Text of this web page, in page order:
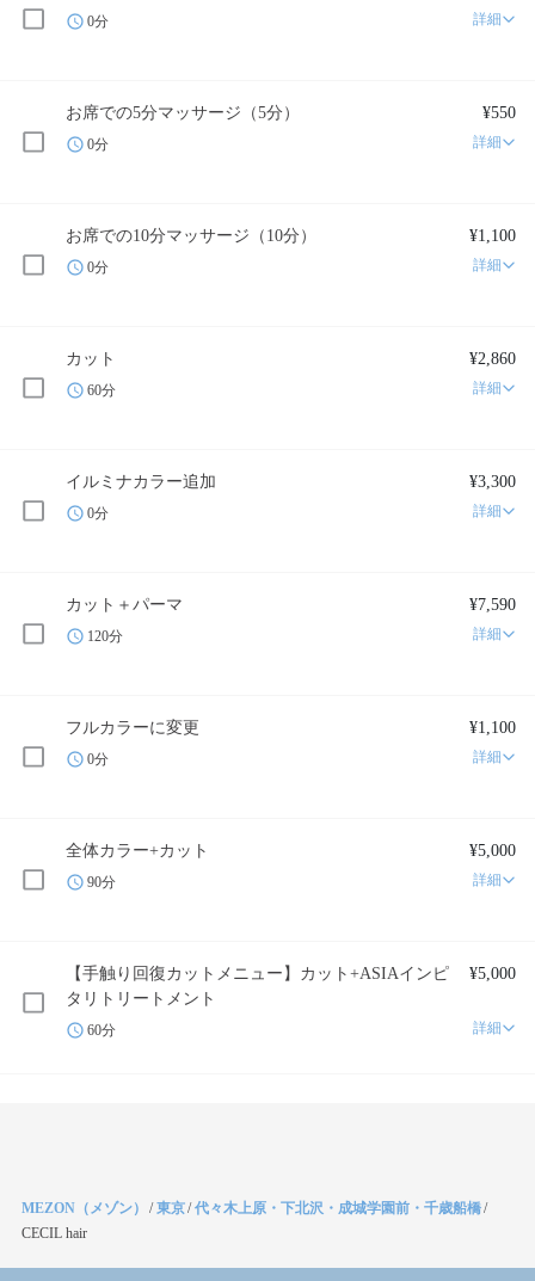
0分 詳細
お席での5分マッサージ（5分） ¥550
0分 詳細
お席での10分マッサージ（10分） ¥1,100
0分 詳細
カット ¥2,860
60分 詳細
イルミナカラー追加 ¥3,300
0分 詳細
カット＋パーマ ¥7,590
120分 詳細
フルカラーに変更 ¥1,100
0分 詳細
全体カラー+カット ¥5,000
90分 詳細
【手触り回復カットメニュー】カット+ASIAインピ
タリトリートメント
¥5,000
60分 詳細
MEZON（メゾン） /東京/代々木上原・下北沢・成城学園前・千歳船橋/
CECIL hair